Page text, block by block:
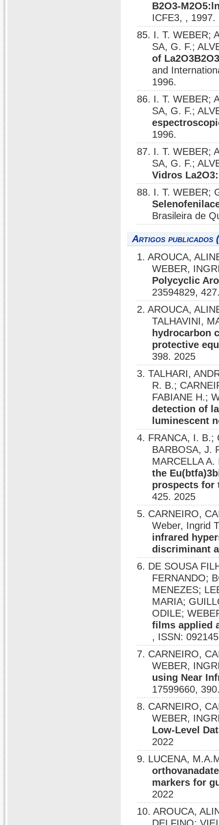
B2O3-
ICFE3, , 1997.
85. I. T. WEBER;
SA, G. F.;
of
and
1996.
86. I. T. WEBER;
SA, G. F.;
1996.
87. I. T. WEBER;
SA, G. F.;
Vidros
88. I. T. WEBER;
Brasileira de
Artigos publicados
1. AROUCA,
WEBER,
Polycyclic
23594829,
2. AROUCA,
TALHAVINI,
hydrocarbon
protective
398. 2025
3. TALHARI,
R. B.;
FABIANE H.;
detection of
luminescent
4. FRANCA, I. B.;
BARBOSA, J.
MARCELLA
the
prospects for
425. 2025
5. CARNEIRO,
Weber, Ingrid
infrared
discriminant
6. DE SOUSA
FERNANDO;
MENEZES;
MARIA;
ODILE;
films applied
, ISSN:
7. CARNEIRO,
WEBER,
using Near
17599660,
8. CARNEIRO,
WEBER,
Low-Level
2022
9. LUCENA,
markers for
2022
10. AROUCA,